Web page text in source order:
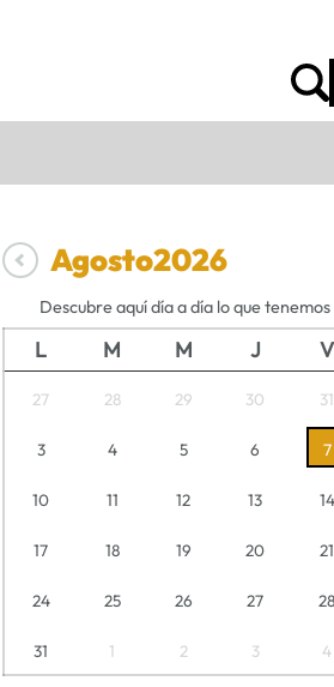
Agosto2026
Descubre aquí día a día lo que
L M M J V
27 28 29 30 31
3 4 5 6 7
10 11 12 13 14
17 18 19 20 21
24 25 26 27 28
31 1 2 3 4